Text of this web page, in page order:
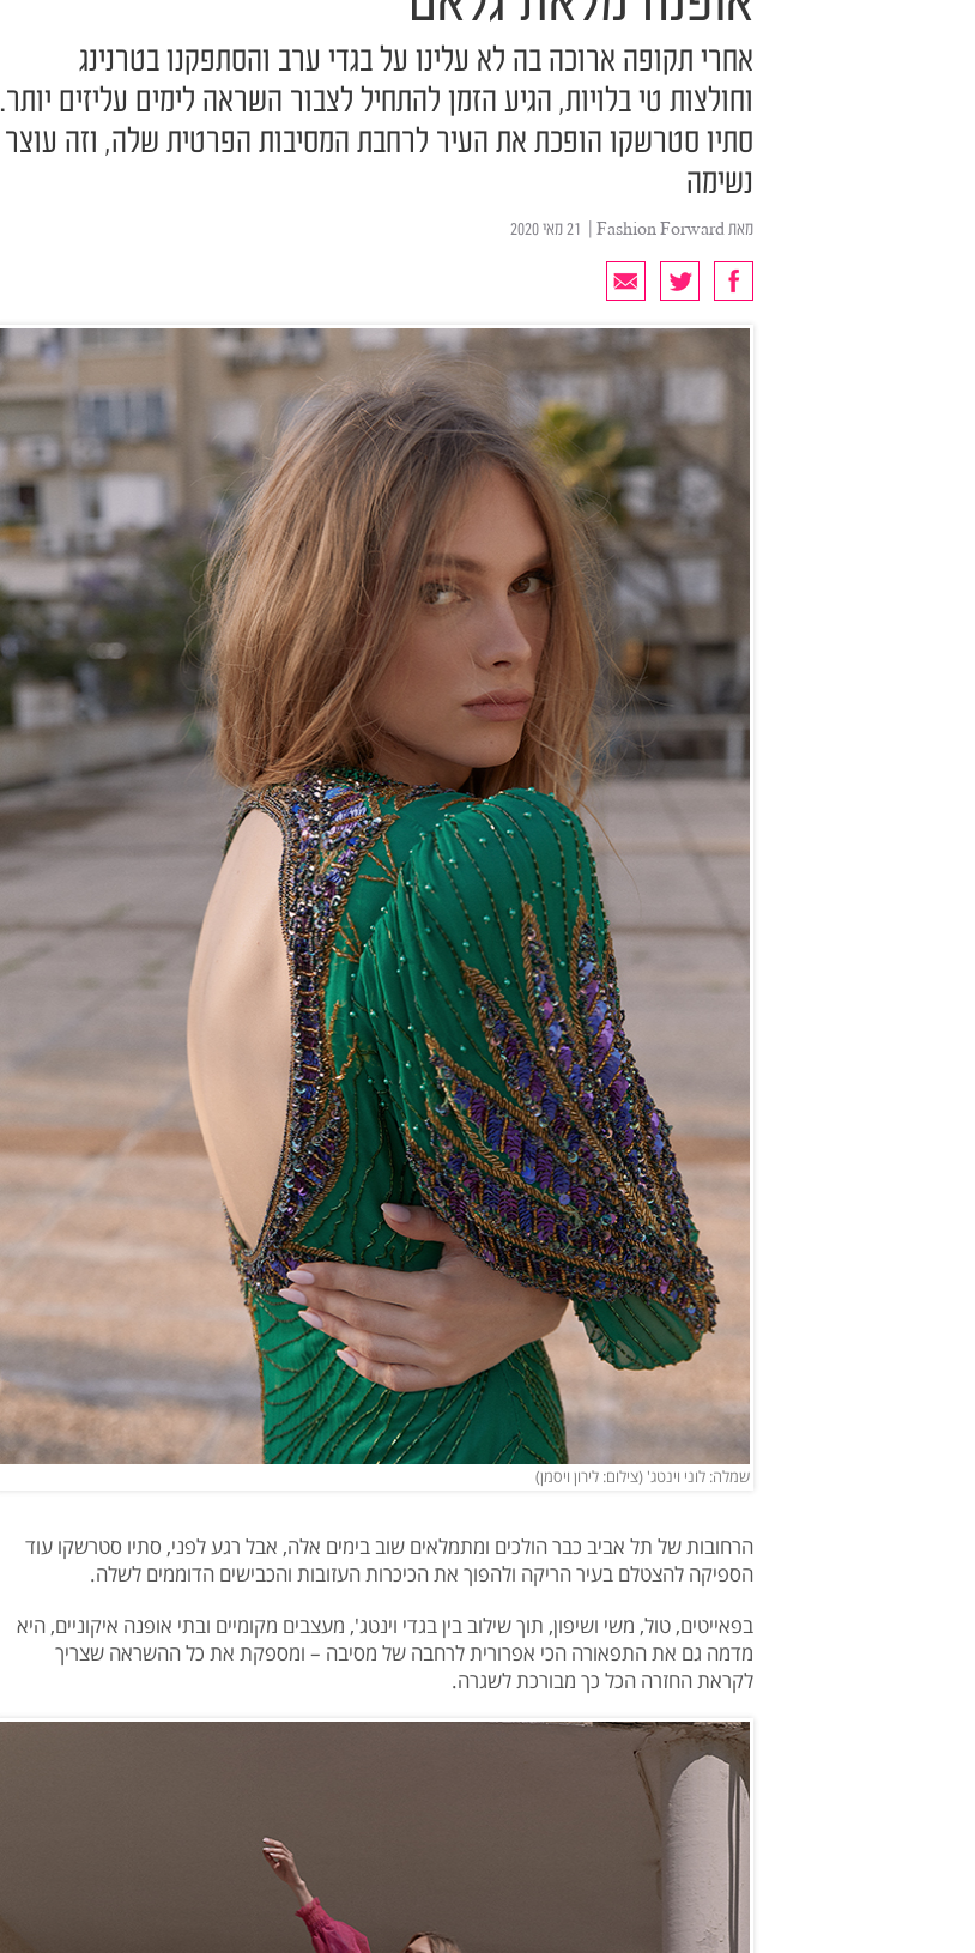
אחרי תקופה ארוכה בה לא עלינו על בגדי ערב והסתפקנו בטרנינג
וחולצות טי בלויות, הגיע הזמן להתחיל לצבור השראה לימים עליזים יותר.
סתיו סטרשקו הופכת את העיר לרחבת המסיבות הפרטית שלה, וזה עוצר
נשימה
מאתFashion Forward
שמלה: לוני וינטג' (צילום: לירון ויסמן)
הרחובות של תל אביב כבר הולכים ומתמלאים שוב בימים אלה, אבל רגע לפני, סתיו סטרשקו עוד
הספיקה להצטלם בעיר הריקה ולהפוך את הכיכרות העזובות והכבישים הדוממים לשלה.
בפאייטים, טול, משי ושיפון, תוך שילוב בין בגדי וינטג', מעצבים מקומיים ובתי אופנה איקוניים, היא
מדמה גם את התפאורה הכי אפרורית לרחבה של מסיבה – ומספקת את כל ההשראה שצריך
לקראת החזרה הכל כך מבורכת לשגרה.